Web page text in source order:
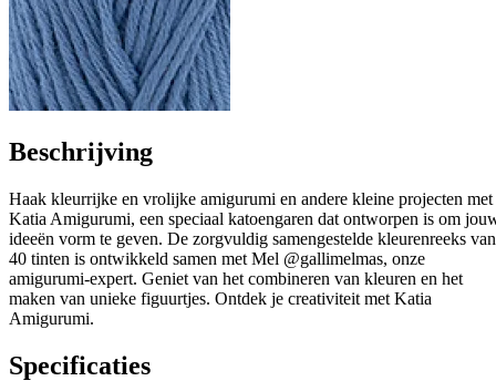
Beschrijving
Haak kleurrijke en vrolijke amigurumi en andere kleine projecten met
Katia Amigurumi, een speciaal katoengaren dat ontworpen is om
ideeën vorm te geven. De zorgvuldig samengestelde kleurenreeks van
40 tinten is ontwikkeld samen met Mel @gallimelmas, onze
amigurumi-expert. Geniet van het combineren van kleuren en het
maken van unieke figuurtjes. Ontdek je creativiteit met Katia
Amigurumi.
Specificaties